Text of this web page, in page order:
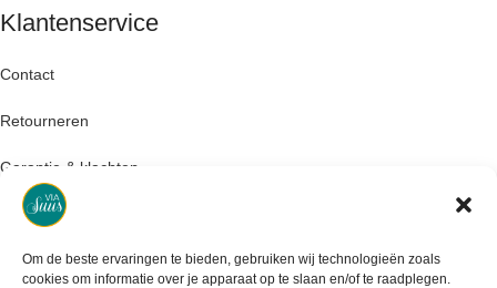
Om de beste ervaringen te bieden, gebruiken wij technologieën zoals
cookies om informatie over je apparaat op te slaan en/of te raadplegen.
Klantenservice
Contact
Retourneren
Garantie & klachten
Levertijd & verzendkosten